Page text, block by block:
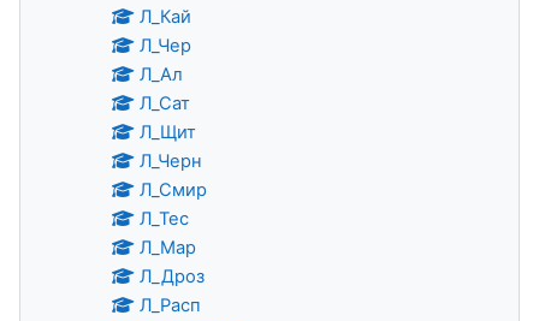
Л_Кай
Л_Чер
Л_Ал
Л_Сат
Л_Щит
Л_Черн
Л_Смир
Л_Тес
Л_Мар
Л_Дроз
Л_Расп